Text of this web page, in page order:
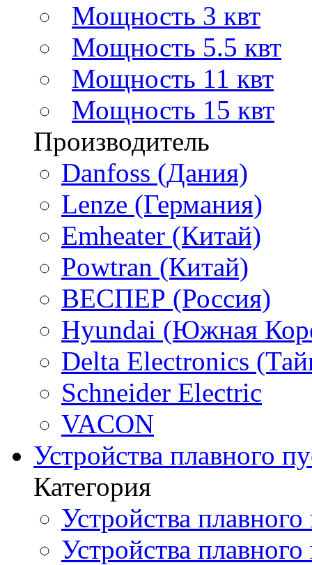
Мощность 3 квт
Мощность 5.5 квт
Мощность 11 квт
Мощность 15 квт
Производитель
Danfoss (Дания)
Lenze (Германия)
Emheater (Китай)
Powtran (Китай)
ВЕСПЕР (Россия)
Hyundai (Южная
Delta Electronics
Schneider Electric
VACON
Устройства плавного
Категория
Устройства
Устройства